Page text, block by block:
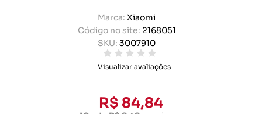
Marca: Xiaomi
Código no site: 2168051
SKU: 3007910
Visualizar avaliações
R$ 84,84